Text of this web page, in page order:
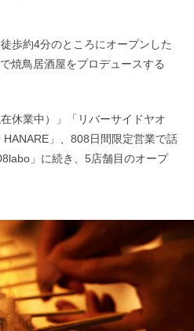
歩約4分のところにオープンした
焼鳥居酒屋をプロデュースする
休業中）」「リバーサイドヤオ
」、808日間限定営業で話
」に続き、5店舗目のオープ